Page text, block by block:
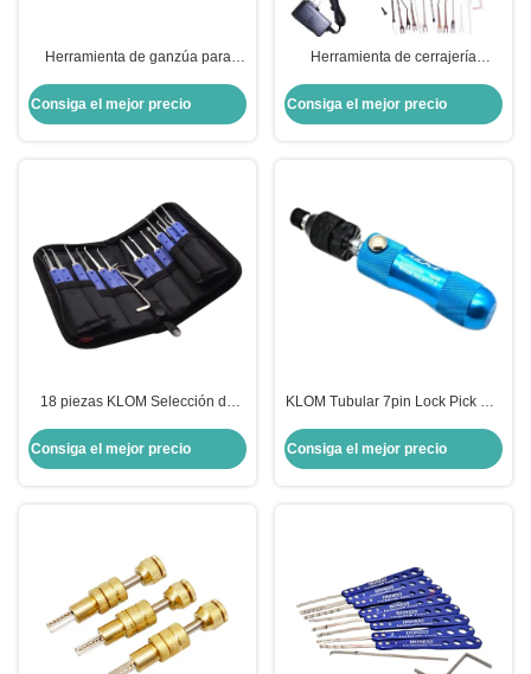
Herramienta de ganzúa para
herramienta de cerrajería
profesional, extractor de núcleos
Consiga el mejor precio
Herramienta de cerrajería
pistola de bumping, herramientas
para abrir cerraduras
Consiga el mejor precio
18 piezas KLOM Selección de
Selección de cerraduras
Consiga el mejor precio
KLOM Tubular 7pin Lock Pick Set
herramienta de apertura rápida
Consiga el mejor precio